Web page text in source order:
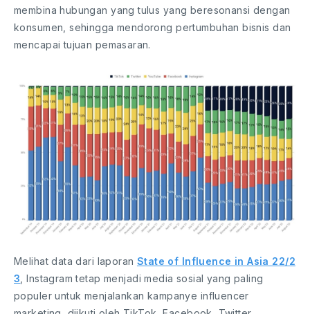
membina hubungan yang tulus yang beresonansi dengan
konsumen, sehingga mendorong pertumbuhan bisnis dan
mencapai tujuan pemasaran.
Melihat data dari laporan State of Influence in Asia 22/2
3 , Instagram tetap menjadi media sosial yang paling
populer untuk menjalankan kampanye influencer